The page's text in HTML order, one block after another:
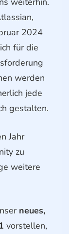
2024
für die
werden
jede
gestalten.
Jahr
zu
weitere
neues,
vorstellen,